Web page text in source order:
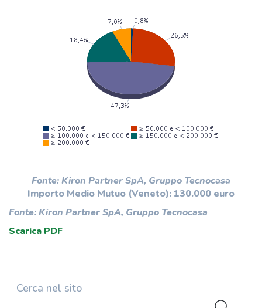
Fonte: Kiron Partner SpA, Gruppo Tecnocasa
Importo Medio Mutuo (Veneto): 130.000 euro
Fonte: Kiron Partner SpA, Gruppo Tecnocasa
Scarica PDF
Cerca nel sito